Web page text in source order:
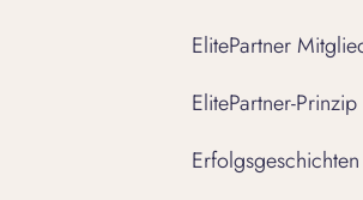
ElitePartner
ElitePartner-Prinzip
Erfolgsgeschichten